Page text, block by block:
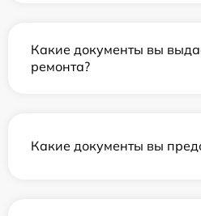
Какие документы вы
ремонта?
Какие документы вы